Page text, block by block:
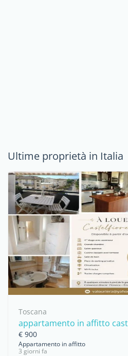
Ultime proprietà in Italia
Toscana
appartamento in affitto
€ 900
Appartamento in affitto
3 giorni fa